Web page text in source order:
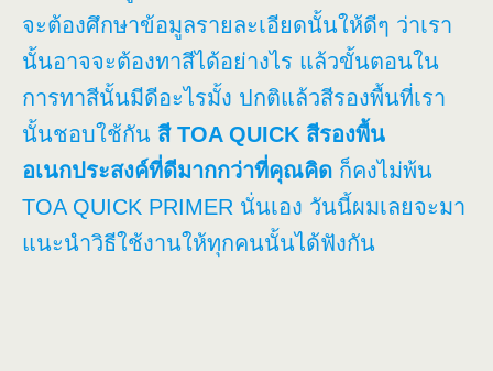
จะต้องศึกษาข้อมูลรายละเอียดนั้นให้ดีๆ ว่าเรา
นั้นอาจจะต้องทาสีได้อย่างไร แล้วขั้นตอนใน
การทาสีนั้นมีดีอะไรมั้ง ปกติแล้วสีรองพื้นที่เรา
นั้นชอบใช้กัน สี TOA QUICK สีรองพื้น
อเนกประสงค์ที่ดีมากกว่าที่คุณคิด ก็คงไม่พ้น
TOA QUICK PRIMER นั่นเอง วันนี้ผมเลยจะมา
แนะนำวิธีใช้งานให้ทุกคนนั้นได้ฟังกัน